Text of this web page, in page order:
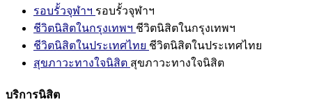
รอบรั้วจุฬาฯ รอบรั้วจุฬาฯ
ชีวิตนิสิตในกรุงเทพฯ ชีวิตนิสิตในกรุงเทพฯ
ชีวิตนิสิตในประเทศไทย ชีวิตนิสิตในประเทศไทย
สุขภาวะทางใจนิสิต สุขภาวะทางใจนิสิต
บริการนิสิต